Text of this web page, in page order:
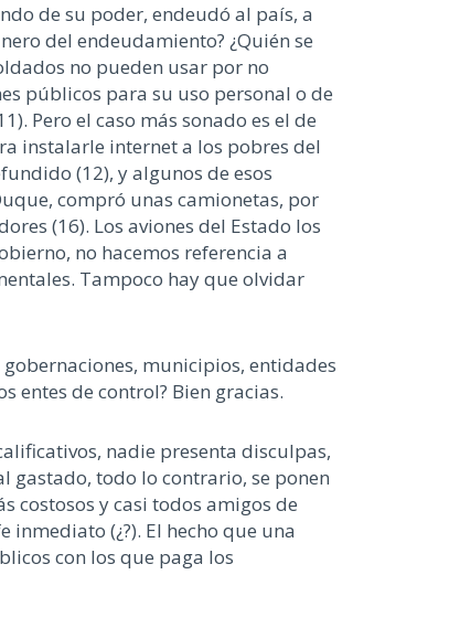
de su poder, endeudó al país, a
del endeudamiento? ¿Quién se
no pueden usar por no
públicos para su uso personal o de
Pero el caso más sonado es el de
instalarle internet a los pobres del
(12), y algunos de esos
compró unas camionetas, por
(16). Los aviones del Estado los
no hacemos referencia a
Tampoco hay que olvidar
municipios, entidades
entes de control? Bien gracias.
nadie presenta disculpas,
gastado, todo lo contrario, se ponen
costosos y casi todos amigos de
(¿?). El hecho que una
con los que paga los